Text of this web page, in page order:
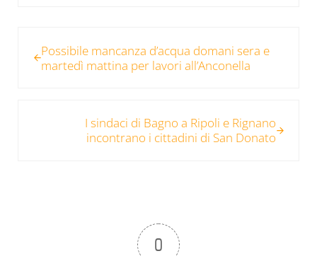
Possibile mancanza d’acqua domani sera e
martedì mattina per lavori all’Anconella
I sindaci di Bagno a Ripoli e Rignano
incontrano i cittadini di San Donato
0